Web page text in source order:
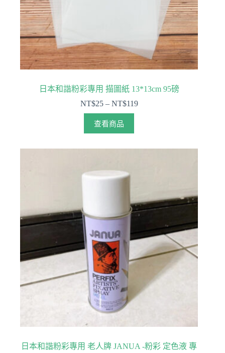
日本和諧粉彩專用 描圖紙 13*13cm 95磅
NT$25– NT$119
查看商品
日本和諧粉彩專用 老人牌 JANUA -粉彩 定色液 專